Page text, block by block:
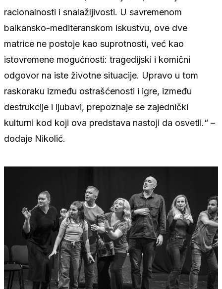
racionalnosti i snalažljivosti. U savremenom
balkansko-mediteranskom iskustvu, ove dve
matrice ne postoje kao suprotnosti, već kao
istovremene mogućnosti: tragedijski i komični
odgovor na iste životne situacije. Upravo u tom
raskoraku između ostrašćenosti i igre, između
destrukcije i ljubavi, prepoznaje se zajednički
kulturni kod koji ova predstava nastoji da osvetli.“ –
dodaje Nikolić.